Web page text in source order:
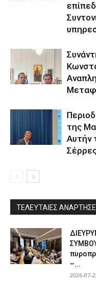
της
Αυτήν
Σέρρες
ΤΕΛΕΥΤΑΙΕΣ
–...
2026-07-